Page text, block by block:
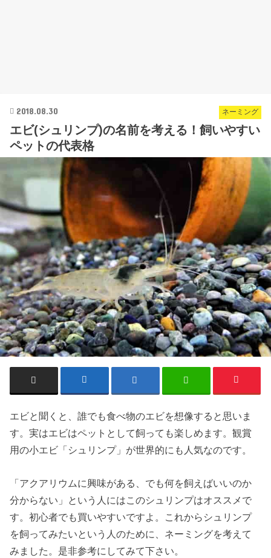
ネーミング
2018.08.30
エビ(シュリンプ)の名前を考える！飼いやすい
ペットの代表格
エビと聞くと、誰でも食べ物のエビを想像すると思いま
す。実はエビはペット として飼っても楽しめます。観賞
用の小エビ「シュリンプ」が世界的にも人気なのです。
「アクアリウムに興味がある、でも何を飼えばいいのか
分からない 」という人にはこのシュリンプはオススメで
す。初心者でも買いやすいですよ。これからシュリンプ
を飼ってみたいという人のために、ネーミングを考えて
みました。是非参考にしてみて下さい。